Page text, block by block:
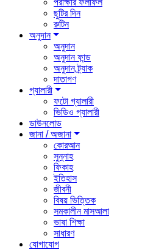
পরীক্ষার ফলাফল
ছুটির দিন
রুটিন
অনুদান
অনুদান
অনুদান ফান্ড
অনুদান ট্র্যাক
দাতাগণ
গ্যালারী
ফটো গ্যালারী
ভিডিও গ্যালারী
ডাউনলোড
জানা / অজানা
কোরআন
সুন্নাহ
ফিকাহ
ইতিহাস
জীবনী
বিষয় ভিত্তিক
সমকালীন মাসআলা
ভাষা শিক্ষা
সাধারণ
যোগাযোগ